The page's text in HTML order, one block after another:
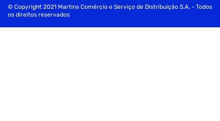
01 Adaptador de alimentação USB tipo C de 30 W
01 Cabo de carregamento USB tipo C (2 m)
© Copyright 2021 Martins Comércio e Serviço de Distribuição S.A. - Todos
os direitos reservados